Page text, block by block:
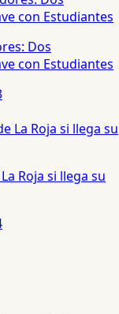
Dos
con Estudiantes
Roja si llega su